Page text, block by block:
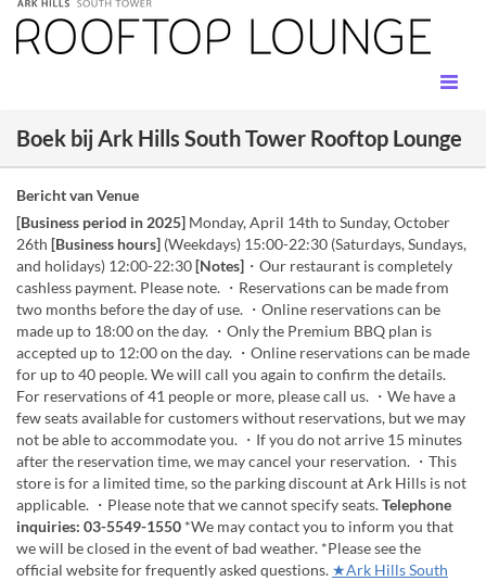
Boek bij Ark Hills South Tower Rooftop Lounge
Bericht van Venue
[Business period in 2025] Monday, April 14th to Sunday, October
26th [Business hours] (Weekdays) 15:00-22:30 (Saturdays, Sundays,
and holidays) 12:00-22:30[Notes] ・Our restaurant is completely
cashless payment. Please note. ・Reservations can be made from
two months before the day of use. ・Online reservations can be
made up to 18:00 on the day. ・Only the Premium BBQ plan is
accepted up to 12:00 on the day. ・Online reservations can be made
for up to 40 people. We will call you again to confirm the details.
For reservations of 41 people or more, please call us. ・We have a
few seats available for customers without reservations, but we may
not be able to accommodate you. ・If you do not arrive 15 minutes
after the reservation time, we may cancel your reservation. ・This
store is for a limited time, so the parking discount at Ark Hills is not
applicable. ・Please note that we cannot specify seats.Telephone
inquiries: 03-5549-1550 *We may contact you to inform you that
we will be closed in the event of bad weather. *Please see the
official website for frequently asked questions. ★Ark Hills South